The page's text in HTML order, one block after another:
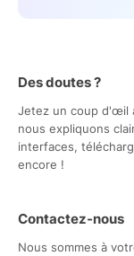
Des doutes ?
Jetez un coup d'œil
nous expliquons
interfaces,
encore !
Contactez-nous
Nous sommes à